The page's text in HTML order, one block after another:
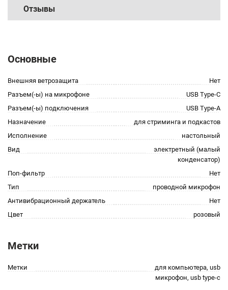
Отзывы
Основные
Внешняя ветрозащита
Нет
Разъем(-ы) на микрофоне
USB Type-C
Разъем(-ы) подключения
USB Type-A
Назначение
для стриминга и подкастов
Исполнение
настольный
Вид
электретный (малый
конденсатор)
Поп-фильтр
Нет
Тип
проводной микрофон
Антивибрационный держатель
Нет
Цвет
розовый
Метки
Метки
для компьютера, usb
микрофон, usb type-c